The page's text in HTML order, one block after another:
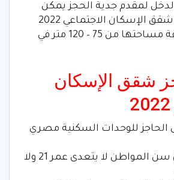
لمقدم جدية الحجز يمكن
التقديم عبر رابط شقق الإسكان الاجتماعي 2022
للحصول على شقة مساحتها من 75 – 120 متر في
شقق الإسكان
للوحدات السكنية مصري
بعد ذلك أن يكون سن المواطن لا يتعدى عمر 21 ولا